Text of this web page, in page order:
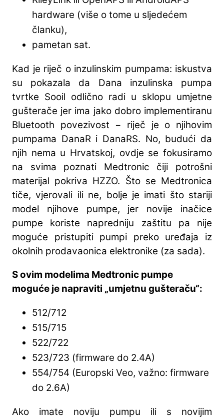
hardware (više o tome u sljedećem
članku),
pametan sat.
Kad je riječ o inzulinskim pumpama: iskustva
su pokazala da Dana inzulinska pumpa
tvrtke Sooil odlično radi u sklopu umjetne
gušterače jer ima jako dobro implementiranu
Bluetooth povezivost − riječ je o njihovim
pumpama DanaR i DanaRS. No, budući da
njih nema u Hrvatskoj, ovdje se fokusiramo
na svima poznati Medtronic čiji potrošni
materijal pokriva HZZO. Što se Medtronica
tiče, vjerovali ili ne, bolje je imati što stariji
model njihove pumpe, jer novije inačice
pumpe koriste napredniju zaštitu pa nije
moguće pristupiti pumpi preko uređaja iz
okolnih prodavaonica elektronike (za sada).
S ovim modelima Medtronic pumpe
moguće je napraviti „umjetnu gušteraču“:
512/712
515/715
522/722
523/723 (firmware do 2.4A)
554/754 (Europski Veo, važno: firmware
do 2.6A)
Ako imate noviju pumpu ili s novijim